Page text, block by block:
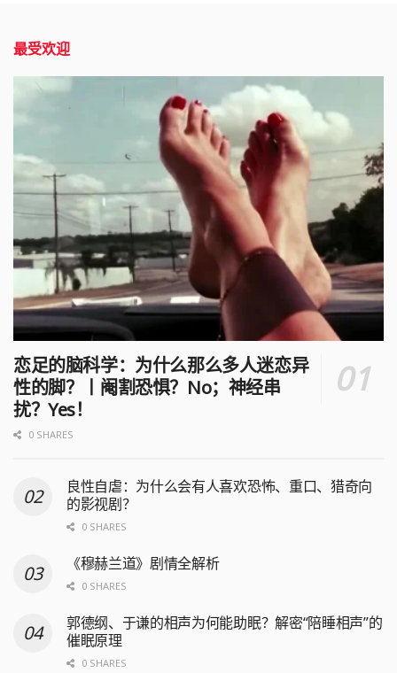
最受欢迎
恋足的脑科学：为什么那么多人迷恋异
性的脚？丨阉割恐惧？No；神经串
扰？Yes！
0 SHARES
良性自虐：为什么会有人喜欢恐怖、重口、猎奇向
的影视剧？
0 SHARES
《穆赫兰道》剧情全解析
0 SHARES
郭德纲、于谦的相声为何能助眠？解密“陪睡相声”的
催眠原理
0 SHARES